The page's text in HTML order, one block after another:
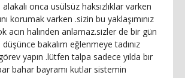
onca usülsüz haksızlıklar varken
korumak varken .sizin bu yaklaşımınız
acın halınden anlamaz.sizler de bir gün
bakalım eğlenmeye tadınız
yapın .lütfen talpa sadece yılda bır
bahar bayramı kutlar sistemin